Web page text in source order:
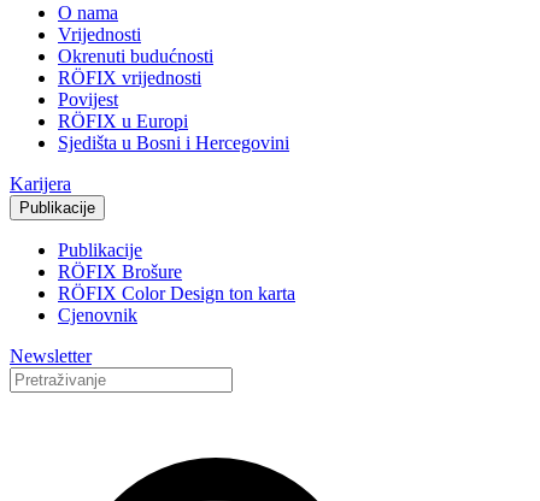
O nama
Vrijednosti
Okrenuti budućnosti
RÖFIX vrijednosti
Povijest
RÖFIX u Europi
Sjedišta u Bosni i Hercegovini
Karijera
Publikacije
Publikacije
RÖFIX Brošure
RÖFIX Color Design ton karta
Cjenovnik
Newsletter